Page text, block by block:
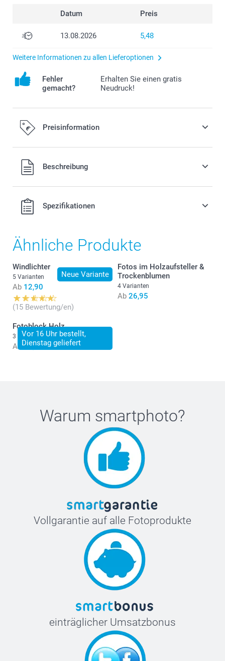
Datum Preis
13.08.2026 5,48
Weitere Informationen zu allen Lieferoptionen
Fehler
gemacht?
Erhalten Sie einen gratis
Neudruck!
Preisinformation
Alle Preise verstehen sich in EURO (€) inkl. MwSt. und zzgl.
Versandkosten.Beschreibung
Spezifikationen
Ähnliche Produkte
Neue Variante
Windlichter
5 Varianten
Ab 12,90
(15 Bewertung/en)
Fotos im Holzaufsteller &
Trockenblumen
4 Varianten
Ab 26,95
Vor 16 Uhr bestellt,
Dienstag geliefert
Fotoblock Holz
3 Varianten
Ab 22,90
Warum smartphoto?
Vollgarantie auf alle Fotoprodukte
einträglicher Umsatzbonus